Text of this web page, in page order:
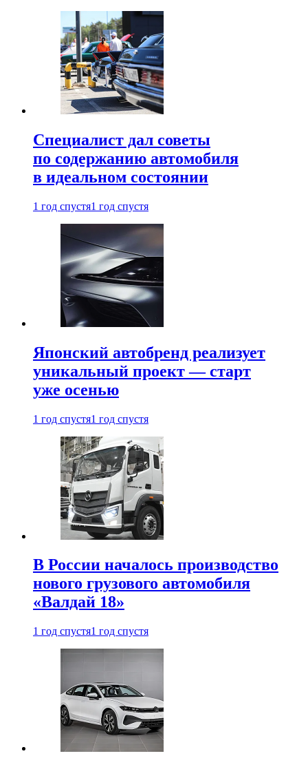
Специалист дал советы
по содержанию автомобиля
в идеальном состоянии
1 год спустя1 год спустя
Японский автобренд реализует
уникальный проект — старт
уже осенью
1 год спустя1 год спустя
В России началось производство
нового грузового автомобиля
«Валдай 18»
1 год спустя1 год спустя